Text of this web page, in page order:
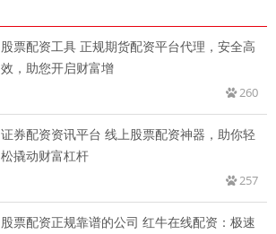
股票配资工具 正规期货配资平台代理，安全高
效，助您开启财富增
260
证券配资资讯平台 线上股票配资神器，助你轻
松撬动财富杠杆
257
股票配资正规靠谱的公司 红牛在线配资：极速